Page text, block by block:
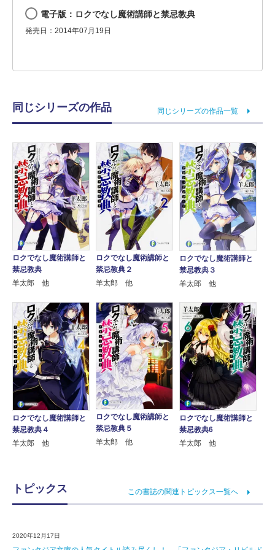
電子版：ロクでなし魔術講師と禁忌教典
発売日：2014年07月19日
同じシリーズの作品 同じシリーズの作品一覧
ロクでなし魔術講師と
禁忌教典
羊太郎 他
ロクでなし魔術講師と
禁忌教典２
羊太郎 他
ロクでなし魔術講師と
禁忌教典３
羊太郎 他
ロクでなし魔術講師と
禁忌教典４
羊太郎 他
ロクでなし魔術講師と
禁忌教典５
羊太郎 他
ロクでなし魔術講師と
禁忌教典6
羊太郎 他
トピックス この書誌の関連トピックス一覧へ
2020年12月17日